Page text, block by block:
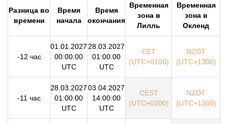
Разница во
времени
Время
начала
Время
окончания
Временная
зона в
Лилль
Временная
зона в
Окленд
-12 час
01.01.2027
00:00:00
UTC
28.03.2027
01:00:00
UTC
CET
(UTC+0100)
NZDT
(UTC+1300)
-11 час
28.03.2027
01:00:00
UTC
03.04.2027
14:00:00
UTC
CEST
(UTC+0200)
NZDT
(UTC+1300)